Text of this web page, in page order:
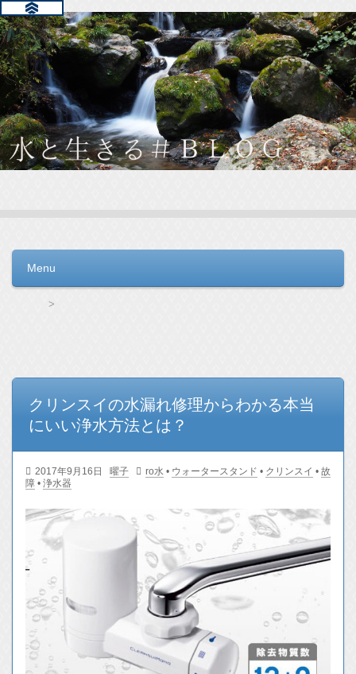
Menu
コンテンツへ移動
クリンスイの水漏れ修理からわかる本当
にいい浄水方法とは？
2017年9月16日 曜子 ro水 • ウォータースタンド • クリンスイ • 故
障 • 浄水器